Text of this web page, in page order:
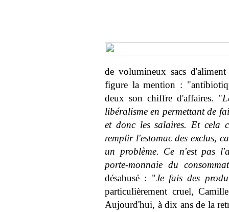
de volumineux sacs
figure la mention :
deux son chiffre d'affaires. "
libéralisme en permettant de
et donc les salaires. Et cela
remplir l'estomac des exclus,
un problème. Ce n'est pas
porte-monnaie du
désabusé : "Je fais des
particulièrement cruel,
Aujourd'hui, à dix ans de la